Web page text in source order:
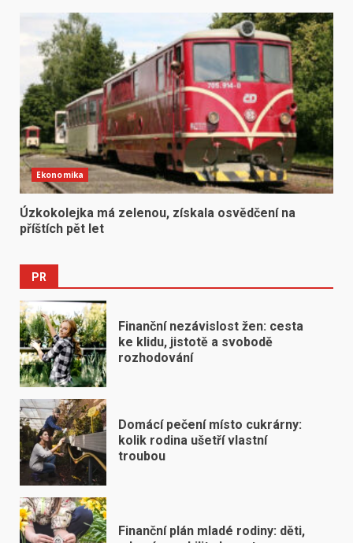
Ekonomika
Úzkokolejka má zelenou, získala osvědčení na
příštích pět let
PR
Finanční nezávislost žen: cesta
ke klidu, jistotě a svobodě
rozhodování
Domácí pečení místo cukrárny:
kolik rodina ušetří vlastní
troubou
Finanční plán mladé rodiny: děti,